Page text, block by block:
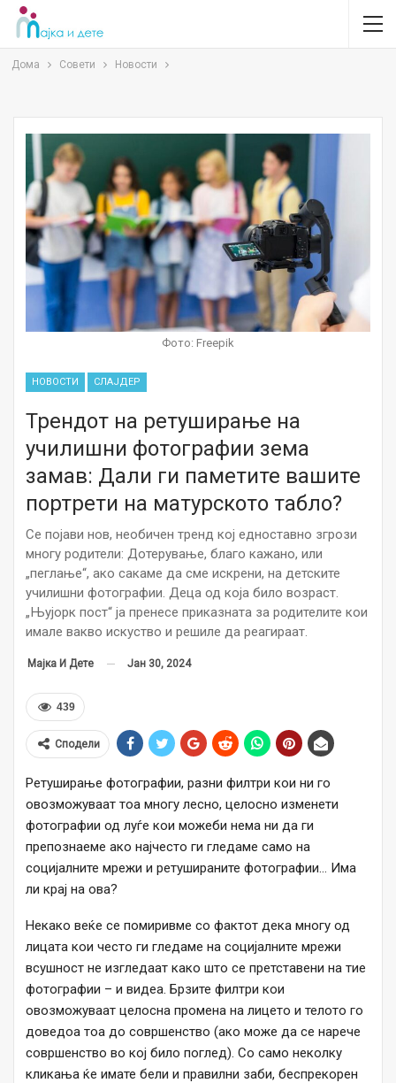
Дома Совети Новости
Фото: Freepik
НОВОСТИ СЛАЈДЕР
Трендот на ретуширање на
училишни фотографии зема
замав: Дали ги паметите вашите
портрети на матурското табло?
Се појави нов, необичен тренд кој едноставно згрози
многу родители: Дотерување, благо кажано, или
„пеглање“, ако сакаме да сме искрени, на детските
училишни фотографии. Деца од која било возраст.
„Њујорк пост“ ја пренесе приказната за родителите кои
имале вакво искуство и решиле да реагираат.
Мајка И Дете Јан 30, 2024
439
Сподели
Ретуширање фотографии, разни филтри кои ни го
овозможуваат тоа многу лесно, целосно изменети
фотографии од луѓе кои можеби нема ни да ги
препознаеме ако најчесто ги гледаме само на
социјалните мрежи и ретушираните фотографии… Има
ли крај на ова?
Некако веќе се помиривме со фактот дека многу од
лицата кои често ги гледаме на социјалните мрежи
всушност не изгледаат како што се претставени на тие
фотографии – и видеа. Брзите филтри кои
овозможуваат целосна промена на лицето и телото го
доведоа тоа до совршенство (ако може да се нарече
совршенство во кој било поглед). Со само неколку
кликања ќе имате бели и правилни заби, беспрекорен